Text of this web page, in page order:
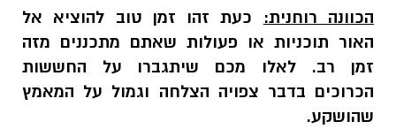
הכוונה רוחנית: כעת זהו זמן טוב להוציא אל
האור תוכניות או פעולות שאתם מתכננים מזה
זמן רב. לאלו מכם שיתגברו על החששות
הכרוכים בדבר צפויה הצלחה וגמול על המאמץ
שהושקע.